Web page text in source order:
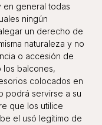
general todas
ningún
un derecho de
naturaleza y no
o accesión de
los balcones,
colocados en
podrá servirse a su
que los utilice
el usó legítimo de